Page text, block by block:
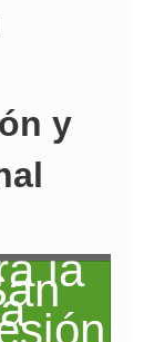
y